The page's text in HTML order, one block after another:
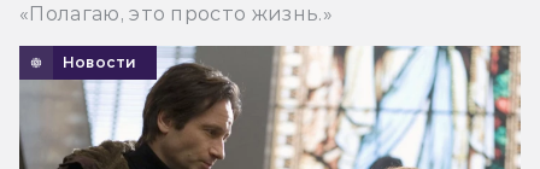
«Полагаю, это просто жизнь.»
Новости